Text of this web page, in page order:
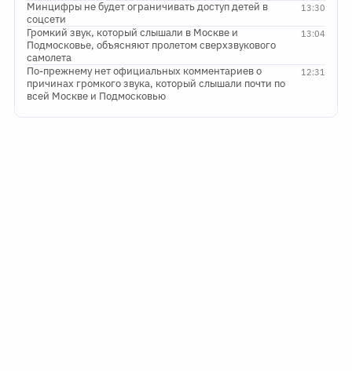
13:30
Минцифры не будет ограничивать доступ детей в
соцсети
13:04
Громкий звук, который слышали в Москве и
Подмосковье, объясняют пролетом сверхзвукового
самолета
12:31
По-прежнему нет официальных комментариев о
причинах громкого звука, который слышали почти по
всей Москве и Подмосковью